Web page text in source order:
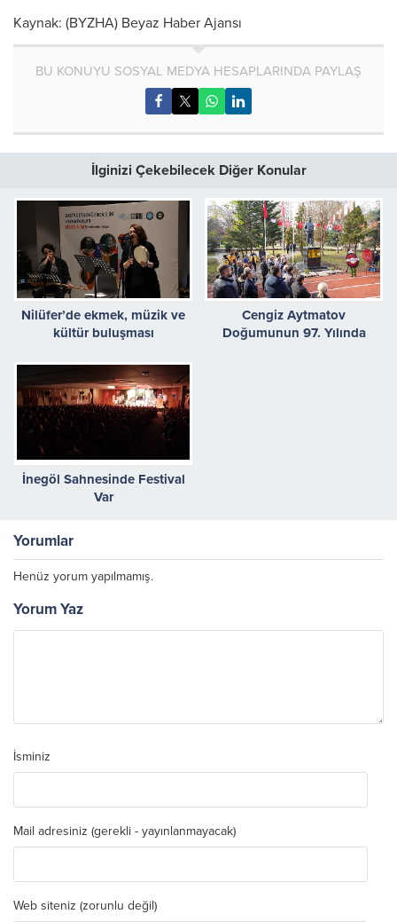
Kaynak: (BYZHA) Beyaz Haber Ajansı
BU KONUYU SOSYAL MEDYA HESAPLARINDA PAYLAŞ
İlginizi Çekebilecek Diğer Konular
Nilüfer’de ekmek, müzik ve
kültür buluşması
Cengiz Aytmatov
Doğumunun 97. Yılında
İnegöl Sahnesinde Festival
Var
Yorumlar
Henüz yorum yapılmamış.
Yorum Yaz
İsminiz
Mail adresiniz (gerekli - yayınlanmayacak)
Web siteniz (zorunlu değil)